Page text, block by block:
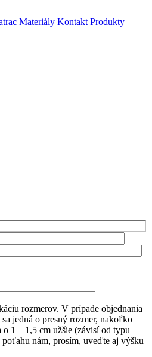
Materiály Kontakt Produkty
rozmerov. V prípade objednania
jedná o presný rozmer, nakoľko
1 – 1,5 cm užšie (závisí od typu
nám, prosím, uveďte aj výšku